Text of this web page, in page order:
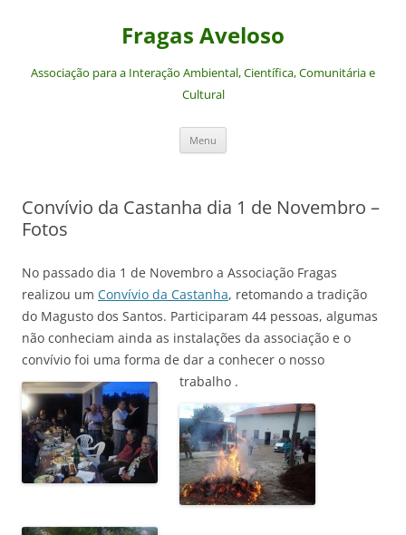
Fragas Aveloso
Associação para a Interação Ambiental, Científica, Comunitária e
Cultural
Menu
Convívio da Castanha dia 1 de Novembro –
Fotos
No passado dia 1 de Novembro a Associação Fragas
realizou um Convívio da Castanha, retomando a tradição
do Magusto dos Santos. Participaram 44 pessoas, algumas
não conheciam ainda as instalações da associação e o
convívio foi uma forma de dar a conhecer o nosso
trabalho .